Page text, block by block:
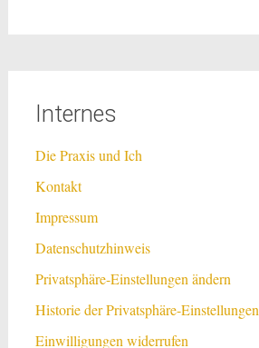
Internes
Die Praxis und Ich
Kontakt
Impressum
Datenschutzhinweis
Privatsphäre-Einstellungen ändern
Historie der Privatsphäre-Einstellungen
Einwilligungen widerrufen